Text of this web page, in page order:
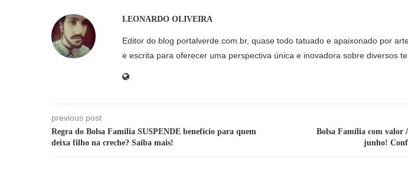
LEONARDO OLIVEIRA
Editor do blog portalverde.com.br, quase todo tatuado e apaixonado por
e escrita para oferecer uma perspectiva única e inovadora sobre diversos
previous post
Regra do Bolsa Família SUSPENDE benefício para quem
deixa filho na creche? Saiba mais!
Bolsa Família com valor
junho!